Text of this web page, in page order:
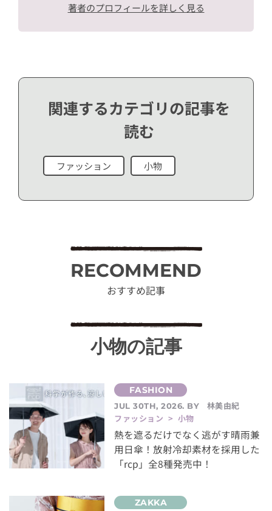
著者のプロフィールを詳しく見る
関連するカテゴリの記事を
読む
ファッション 小物
RECOMMEND
おすすめ記事
小物の記事
JUL 30TH, 2026. BY
林美由紀
ファッション > 小物
熱を遮るだけでなく逃がす晴雨兼
用日傘！放射冷却素材を採用した
「rcp」全8種発売中！